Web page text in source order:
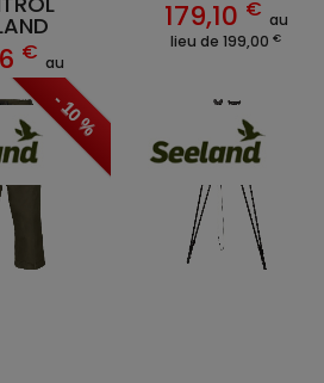
€ au
24,95€
179,10 € au
lieu de 199,00€
- 10 %